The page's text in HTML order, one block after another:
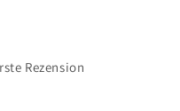
Rezension